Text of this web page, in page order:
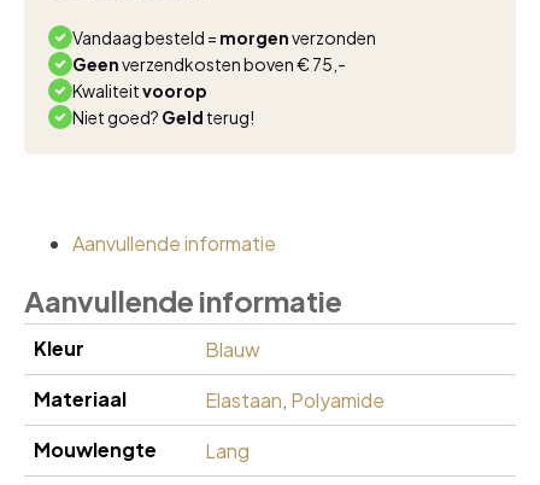
licht
blauw
2304
aantal
Vandaag besteld = morgenverzonden
Geenverzendkosten boven € 75,-
Kwaliteitvoorop
Niet goed? Geld terug!
Aanvullende informatie
Aanvullende informatie
Kleur
Blauw
Materiaal
Elastaan, Polyamide
Mouwlengte
Lang